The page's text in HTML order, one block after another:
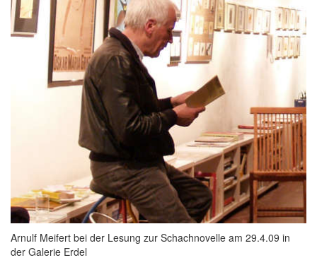
Arnulf Meifert bei der Lesung zur Schachnovelle am 29.4.09 in
der Galerie Erdel